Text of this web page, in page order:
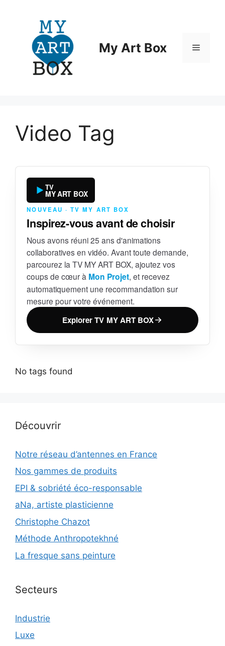
My Art Box Menu
Video Tag
TV
MY ART BOX
NOUVEAU · TV MY ART BOX
Inspirez-vous avant de choisir
Nous avons réuni 25 ans d'animations
collaboratives en vidéo. Avant toute demande,
parcourez la TV MY ART BOX, ajoutez vos
coups de cœur à Mon Projet, et recevez
automatiquement une recommandation sur
mesure pour votre événement.
Explorer TV MY ART BOX
No tags found
Découvrir
Notre réseau d’antennes en France
Nos gammes de produits
EPI & sobriété éco-responsable
aNa, artiste plasticienne
Christophe Chazot
Méthode Anthropotekhné
La fresque sans peinture
Secteurs
Industrie
Luxe